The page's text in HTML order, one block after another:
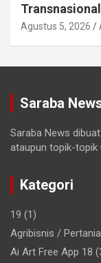
Transnasional
Agustus 5, 2026
Saraba
Saraba News
ataupun topik-topik
Kategori
19 (1)
Agribisnis /
Ai Art Free App 18